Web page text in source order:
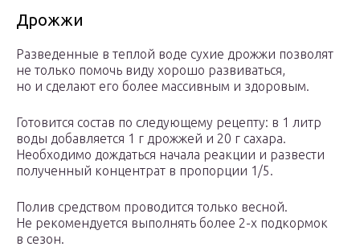
Дрожжи
Разведенные в теплой воде сухие дрожжи позволят
не только помочь виду хорошо развиваться,
но и сделают его более массивным и здоровым.
Готовится состав по следующему рецепту: в 1 литр
воды добавляется 1 г дрожжей и 20 г сахара.
Необходимо дождаться начала реакции и развести
полученный концентрат в пропорции 1/5.
Полив средством проводится только весной.
Не рекомендуется выполнять более 2-х подкормок
в сезон.